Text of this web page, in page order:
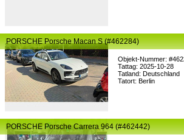
Objekt-Nummer:
Tattag: 2025-10-28
Tatland: Deutschland
Tatort: Berlin
PORSCHE Porsche Macan S (#462284)
PORSCHE Porsche Carrera 964 (#462442)